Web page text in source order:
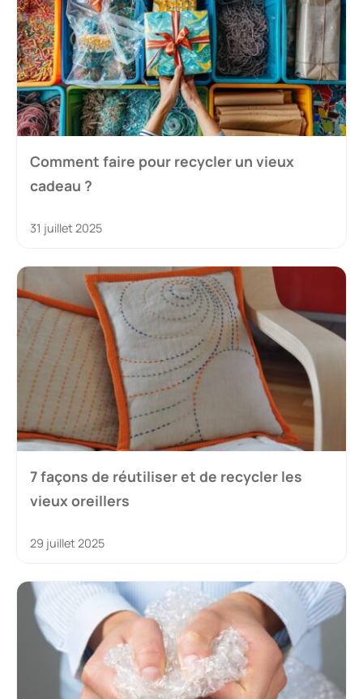
Comment faire pour recycler un vieux
cadeau ?
31 juillet 2025
7 façons de réutiliser et de recycler les
vieux oreillers
29 juillet 2025